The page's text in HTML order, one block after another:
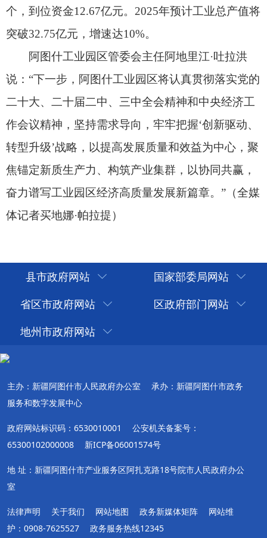
县市政府网站
国家部委局网站
省区市政府网站
区政府部门网站
地州市政府网站
主办：新疆阿图什市人民政府办公室
承办：新疆阿图什市政务
服务和数字发展中心
政府网站标识码：6530010001
公安机关备案号：
65300102000008
新ICP备06001574号
地 址：新疆阿图什市产业服务区阿扎克路18号院市人民政府办公
室
法律声明 关于我们 网站地图 政务新媒体矩阵
网站维
护：0908-7625527
政务服务热线12345